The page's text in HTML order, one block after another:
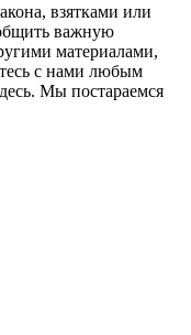
взятками или
важную
материалами,
с нами любым
Мы постараемся